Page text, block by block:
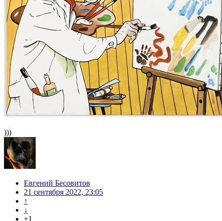
)))
Евгений Бесовитов
21 сентября 2022, 23:05
↑
↓
+1